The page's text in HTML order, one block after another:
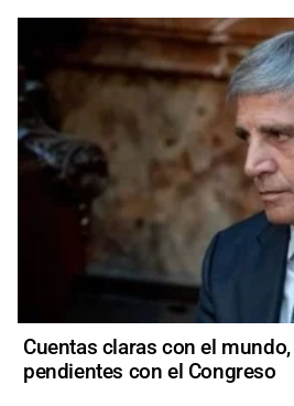
Cuentas claras con el
pendientes con el Congreso